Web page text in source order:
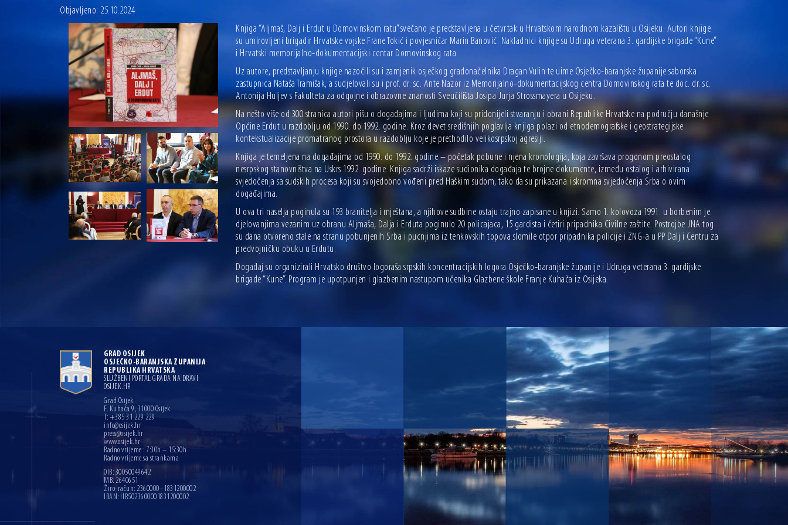
Objavljeno: 25.10.2024
Knjiga “Aljmaš, Dalj i Erdut u Domovinskom ratu” svečano je predstavljena u četvrtak u Hrvatskom narodnom kazalištu u Osijeku. Autori knjige
su umirovljeni brigadir Hrvatske vojske Frane Tokić i povjesničar Marin Banović. Nakladnici knjige su Udruga veterana 3. gardijske brigade “Kune”
i Hrvatski memorijalno-dokumentacijski centar Domovinskog rata.
Uz autore, predstavljanju knjige nazočili su i zamjenik osječkog gradonačelnika Dragan Vulin te uime Osječko-baranjske županije saborska
zastupnica Nataša Tramišak, a sudjelovali su i prof. dr. sc. Ante Nazor iz Memorijalno-dokumentacijskog centra Domovinskog rata te doc. dr. sc.
Antonija Huljev s Fakulteta za odgojne i obrazovne znanosti Sveučilišta Josipa Jurja Strossmayera u Osijeku.
Na nešto više od 300 stranica autori pišu o događajima i ljudima koji su pridonijeli stvaranju i obrani Republike Hrvatske na području današnje
Općine Erdut u razdoblju od 1990. do 1992. godine. Kroz devet središnjih poglavlja knjiga polazi od etnodemografske i geostrategijske
kontekstualizacije promatranog prostora u razdoblju koje je prethodilo velikosrpskoj agresiji.
Knjiga je temeljena na događajima od 1990. do 1992. godine – početak pobune i njena kronologija, koja završava progonom preostalog
nesrpskog stanovništva na Uskrs 1992. godine. Knjiga sadrži iskaze sudionika događaja te brojne dokumente, između ostalog i arhivirana
svjedočenja sa sudskih procesa koji su svojedobno vođeni pred Haškim sudom, tako da su prikazana i skromna svjedočenja Srba o ovim
događajima.
U ova tri naselja poginula su 193 branitelja i mještana, a njihove sudbine ostaju trajno zapisane u knjizi. Samo 1. kolovoza 1991. u borbenim je
djelovanjima vezanim uz obranu Aljmaša, Dalja i Erduta poginulo 20 policajaca, 15 gardista i četiri pripadnika Civilne zaštite. Postrojbe JNA tog
su dana otvoreno stale na stranu pobunjenih Srba i pucnjima iz tenkovskih topova slomile otpor pripadnika policije i ZNG-a u PP Dalj i Centru za
predvojničku obuku u Erdutu.
Događaj su organizirali Hrvatsko društvo logoraša srpskih koncentracijskih logora Osječko-baranjske županije i Udruga veterana 3. gardijske
brigade “Kune”. Program je upotpunjen i glazbenim nastupom učenika Glazbene škole Franje Kuhača iz Osijeka.
GRAD OSIJEK
OSJEČKO-BARANJSKA ŽUPANIJA
REPUBLIKA HRVATSKA
SLUŽBENI PORTAL GRADA NA DRAVI
OSIJEK.HR
Grad Osijek
F. Kuhača 9, 31000 Osijek
T: +385 31 229 229
info@osijek.hr
press@osijek.hr
www.osijek.hr
Radno vrijeme : 7:30h – 15:30h
Radno vrijeme sa strankama
OIB: 30050049642
MB: 2640651
Žiro-račun: 2360000–1831200002
IBAN: HR5023600001831200002